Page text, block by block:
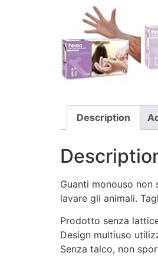
Description
Guanti monouso
lavare gli animali.
Prodotto senza
Design multiuso
Senza talco, non